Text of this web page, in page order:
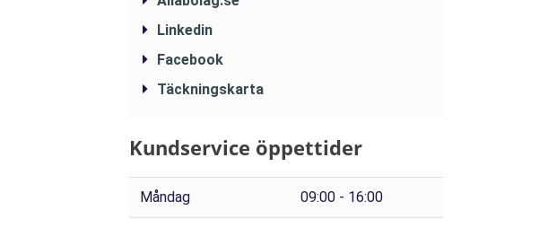
Linkedin
Facebook
Täckningskarta
Kundservice öppettider
Måndag 09:00 - 16:00